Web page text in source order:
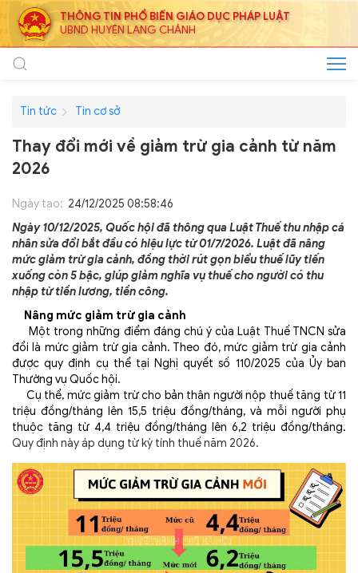
THÔNG TIN PHỔ BIẾN GIÁO DỤC PHÁP LUẬT
UBND HUYỆN LANG CHÁNH
Tin tức Tin cơ sở
Thay đổi mới về giảm trừ gia cảnh từ năm
2026
Ngày tạo: 24/12/2025 08:58:46
Ngày 10/12/2025, Quốc hội đã thông qua Luật Thuế thu nhập cá
nhân sửa đổi bắt đầu có hiệu lực từ 01/7/2026. Luật đã nâng
mức giảm trừ gia cảnh, đồng thời rút gọn biểu thuế lũy tiến
xuống còn 5 bậc, giúp giảm nghĩa vụ thuế cho người có thu
nhập từ tiền lương, tiền công.
Nâng mức giảm trừ gia cảnh
Một trong những điểm đáng chú ý của Luật Thuế TNCN sửa
đổi là mức giảm trừ gia cảnh. Theo đó, mức giảm trừ gia cảnh
được quy định cụ thể tại Nghị quyết số 110/2025 của Ủy ban
Thường vụ Quốc hội.
Cụ thể, mức giảm trừ cho bản thân người nộp thuế tăng từ 11
triệu đồng/tháng lên 15,5 triệu đồng/tháng, và mỗi người phụ
thuộc tăng từ 4,4 triệu đồng/tháng lên 6,2 triệu đồng/tháng.
Quy định này áp dụng từ kỳ tính thuế năm 2026.